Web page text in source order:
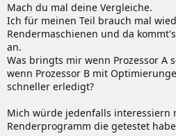
Mach du mal deine Vergleiche.
Ich für meinen Teil brauch mal
Rendermaschienen und da
an.
Was bringts mir wenn Prozessor A
wenn Prozessor B mit
schneller erledigt?
Mich würde jedenfalls interessiern
Renderprogramm die getestet